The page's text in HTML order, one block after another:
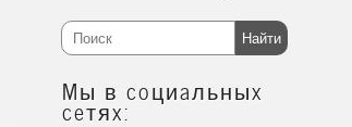
Найти
Мы в социальных
сетях: